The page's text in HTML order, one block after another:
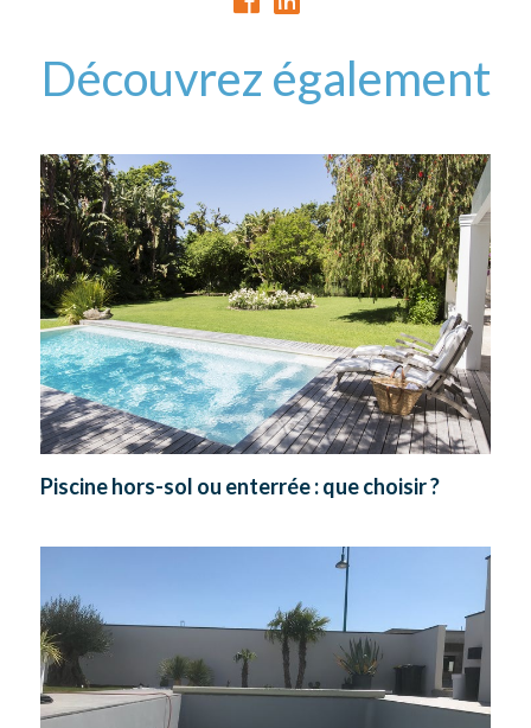
Découvrez également
Piscine hors-sol ou enterrée : que choisir ?